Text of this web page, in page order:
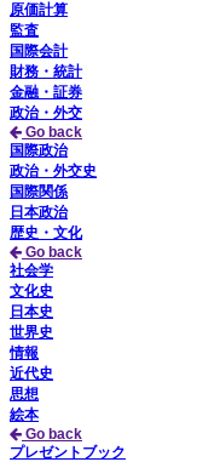
原価計算
監査
国際会計
財務・統計
金融・証券
政治・外交
Go back
国際政治
政治・外交史
国際関係
日本政治
歴史・文化
Go back
社会学
文化史
日本史
世界史
情報
近代史
思想
絵本
Go back
プレゼントブック